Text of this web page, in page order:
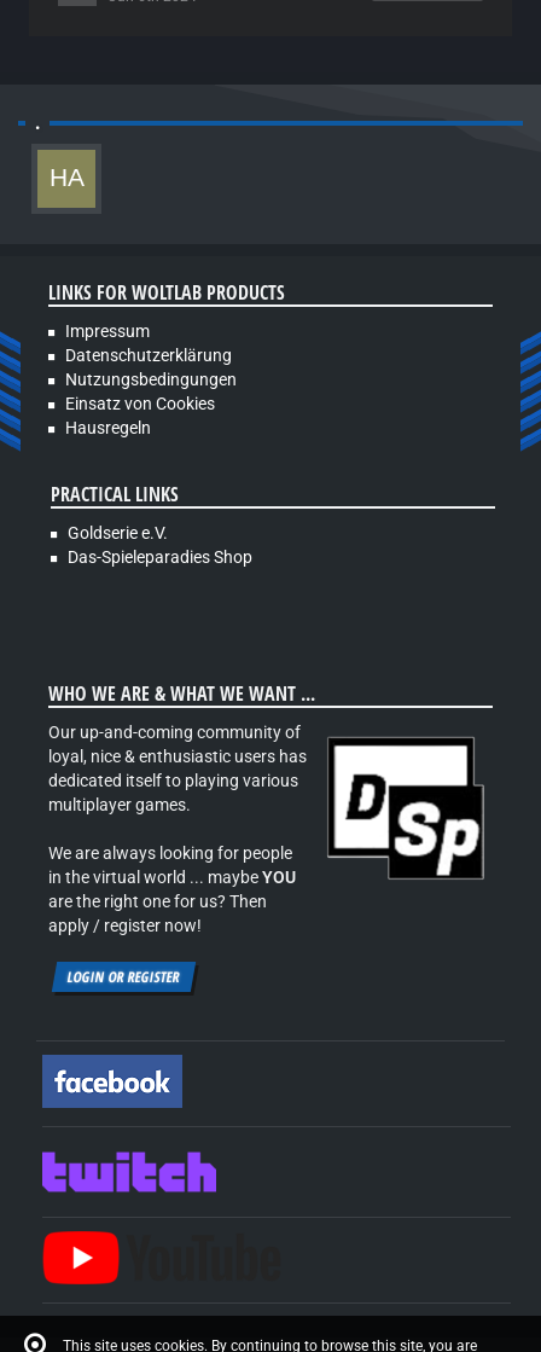
.
LINKS FOR WOLTLAB PRODUCTS
Impressum
Datenschutzerklärung
Nutzungsbedingungen
Einsatz von Cookies
Hausregeln
PRACTICAL LINKS
Goldserie e.V.
Das-Spieleparadies Shop
WHO WE ARE & WHAT WE WANT ...
Our up-and-coming community of
loyal, nice & enthusiastic users has
dedicated itself to playing various
multiplayer games.
We are always looking for people
in the virtual world ... maybeYOU
are the right one for us? Then
apply / register now!
LOGIN OR REGISTER
This site uses cookies. By continuing to browse this site, you are